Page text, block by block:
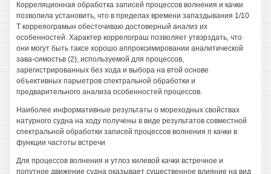
Корреляционная обработка записей процессов волнения и качки
позволила установить, что в пределах времени запаздывания 1/10
Т корреяограмын обесточиваю достоверный анализ их
особенностей. Характер коррелограш позволяет утвэрздать, что
они могут быть таксе хорошо аппроксимировании аналитической
зава-симостьв (2), используемой для процессов,
зарегистрированных без хода и выбора на втой основе
объективных парыетров спектральной обработки и
предварительного анализа особенностей процессов.
Наиболее информативные результаты о мореходных свойствах
натурного судна на ходу получены в виде результатов совместной
спектральной обработки записей процессов волнения п качки в
функции частоты встречи
Для процессов волнения и утлоз килевой качки встречное и
попутное движение судна оказывает существенное влияние на вид